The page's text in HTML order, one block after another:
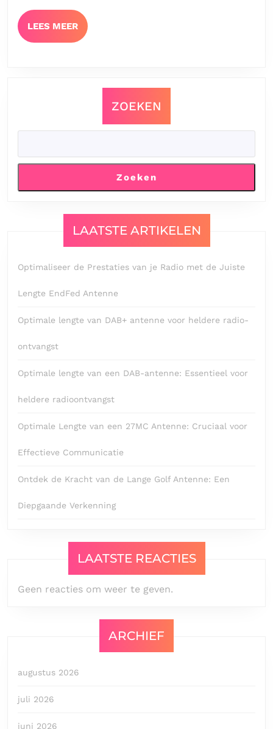
LEES MEERLEES
MEER
ZOEKEN
Zoeken
LAATSTE ARTIKELEN
Optimaliseer de Prestaties van je Radio met de Juiste
Lengte EndFed Antenne
Optimale lengte van DAB+ antenne voor heldere radio-
ontvangst
Optimale lengte van een DAB-antenne: Essentieel voor
heldere radioontvangst
Optimale Lengte van een 27MC Antenne: Cruciaal voor
Effectieve Communicatie
Ontdek de Kracht van de Lange Golf Antenne: Een
Diepgaande Verkenning
LAATSTE REACTIES
Geen reacties om weer te geven.
ARCHIEF
augustus 2026
juli 2026
juni 2026